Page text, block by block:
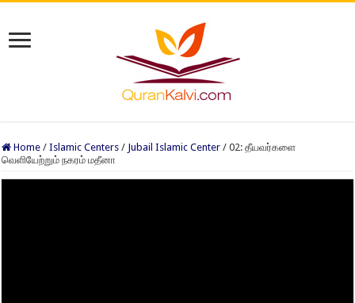
Home / Islamic Centers / Jubail Islamic Center / 02: தீயவர்களை
வெளியேற்றும் நகரம் மதீனா